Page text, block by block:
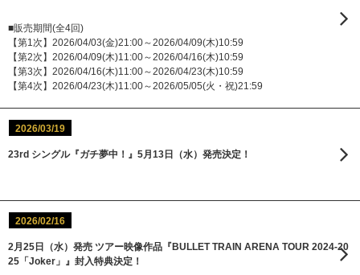
■販売期間(全4回)
【第1次】2026/04/03(金)21:00～2026/04/09(木)10:59
【第2次】2026/04/09(木)11:00～2026/04/16(木)10:59
【第3次】2026/04/16(木)11:00～2026/04/23(木)10:59
【第4次】2026/04/23(木)11:00～2026/05/05(火・祝)21:59
2026/03/19
23rd シングル『ガチ夢中！』5月13日（水）発売決定！
2026/02/16
2月25日（水）発売 ツアー映像作品『BULLET TRAIN ARENA TOUR 2024-20
25「Joker」』封入特典決定！